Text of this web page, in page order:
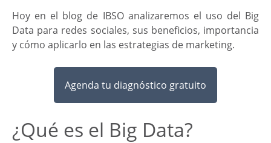
Hoy en el blog de IBSO analizaremos el uso del Big
Data para redes sociales, sus beneficios, importancia
y cómo aplicarlo en las estrategias de marketing.
Agenda tu diagnóstico gratuito
¿Qué es el Big Data?